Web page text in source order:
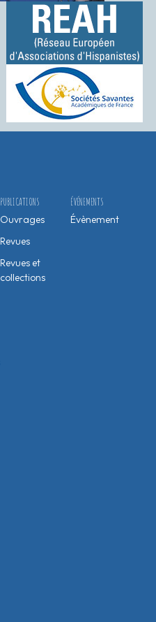
ÉVÉNEMENTS
Évènement
PUBLICATIONS
Ouvrages
Revues
Revues et
collections